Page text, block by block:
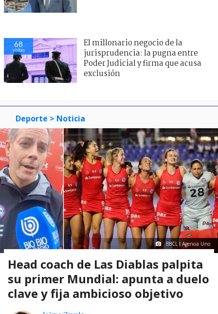
68
visitas
El millonario negocio de la
jurisprudencia: la pugna entre
Poder Judicial y firma que acusa
exclusión
Deporte > Noticia
BBCL I Agencia Uno
Head coach de Las Diablas palpita
su primer Mundial: apunta a duelo
clave y fija ambicioso objetivo